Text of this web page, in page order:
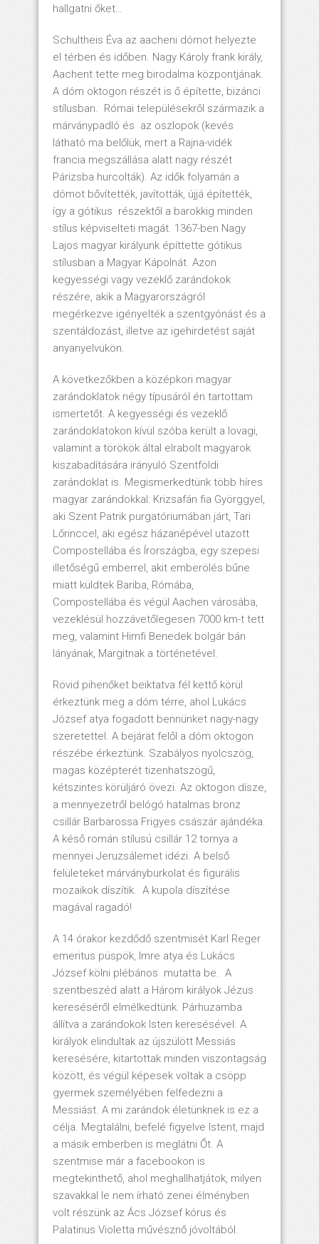
hallgatni őket…
Schultheis Éva az aacheni dómot helyezte
el térben és időben. Nagy Károly frank király,
Aachent tette meg birodalma központjának.
A dóm oktogon részét is ő építette, bizánci
stílusban. Római településekről származik a
márványpadló és az oszlopok (kevés
látható ma belőlük, mert a Rajna-vidék
francia megszállása alatt nagy részét
Párizsba hurcolták). Az idők folyamán a
dómot bővítették, javították, újjá építették,
így a gótikus részektől a barokkig minden
stílus képviselteti magát. 1367-ben Nagy
Lajos magyar királyunk építtette gótikus
stílusban a Magyar Kápolnát. Azon
kegyességi vagy vezeklő zarándokok
részére, akik a Magyarországról
megérkezve igényelték a szentgyónást és a
szentáldozást, illetve az igehirdetést saját
anyanyelvükön.
A következőkben a középkori magyar
zarándoklatok négy típusáról én tartottam
ismertetőt. A kegyességi és vezeklő
zarándoklatokon kívül szóba került a lovagi,
valamint a törökök által elrabolt magyarok
kiszabadítására irányuló Szentföldi
zarándoklat is. Megismerkedtünk több híres
magyar zarándokkal: Krizsafán fia Györggyel,
aki Szent Patrik purgatóriumában járt, Tari
Lőrinccel, aki egész házanépével utazott
Compostellába és Írországba, egy szepesi
illetőségű emberrel, akit emberölés bűne
miatt küldtek Bariba, Rómába,
Compostellába és végül Aachen városába,
vezeklésül hozzávetőlegesen 7000 km-t tett
meg, valamint Himfi Benedek bolgár bán
lányának, Margitnak a történetével.
Rövid pihenőket beiktatva fél kettő körül
érkeztünk meg a dóm térre, ahol Lukács
József atya fogadott bennünket nagy-nagy
szeretettel. A bejárat felől a dóm oktogon
részébe érkeztünk. Szabályos nyolcszög,
magas középterét tizenhatszögű,
kétszintes körüljáró övezi. Az oktogon dísze,
a mennyezetről belógó hatalmas bronz
csillár Barbarossa Frigyes császár ajándéka.
A késő román stílusú csillár 12 tornya a
mennyei Jeruzsálemet idézi. A belső
felületeket márványburkolat és figurális
mozaikok díszítik. A kupola díszítése
magával ragadó!
A 14 órakor kezdődő szentmisét Karl Reger
emeritus püspök, Imre atya és Lukács
József kölni plébános mutatta be. A
szentbeszéd alatt a Három királyok Jézus
kereséséről elmélkedtünk. Párhuzamba
állítva a zarándokok Isten keresésével. A
királyok elindultak az újszülött Messiás
keresésére, kitartottak minden viszontagság
között, és végül képesek voltak a csöpp
gyermek személyében felfedezni a
Messiást. A mi zarándok életünknek is ez a
célja. Megtalálni, befelé figyelve Istent, majd
a másik emberben is meglátni Őt. A
szentmise már a facebookon is
megtekinthető, ahol meghallhatjátok, milyen
szavakkal le nem írható zenei élményben
volt részünk az Ács József kórus és
Palatinus Violetta művésznő jóvoltából.